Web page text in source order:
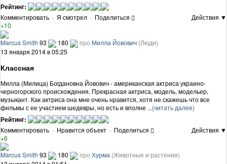
Рейтинг:
Комментировать · Я смотрел · Поделиться
Действия ▼
+10
Marcus Smith 93 180 про Милла Йовович (Люди)
13 января 2014 в 05:25
Классная
Милла (Милица) Богдановна Йовович - американская актриса украино-
черногорского происхождения. Прекрасная актриса, модель, модельер,
музыкант. Как актриса она мне очень нравится, хотя не скажешь что все
фильмы с ее участием шедевры, но есть и вполне ...(читать далее)
Рейтинг:
Комментировать · Нравится объект · Поделиться
Действия ▼
+6
Marcus Smith 93 180 про Хурма (Животные и растения)